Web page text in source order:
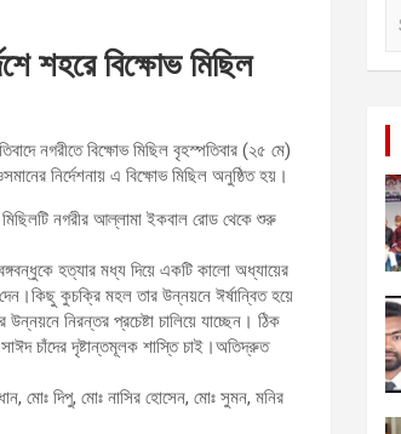
শহরে বিক্ষোভ মিছিল
নগরীতে বিক্ষোভ মিছিল বৃহস্পতিবার (২৫ মে)
নির্দেশনায় এ বিক্ষোভ মিছিল অনুষ্ঠিত হয়।
মিছিলটি নগরীর আল্লামা ইকবাল রোড থেকে শুরু
হত্যার মধ্য দিয়ে একটি কালো অধ্যায়ের
কুচক্রি মহল তার উন্নয়নে ঈর্ষান্বিত হয়ে
নিরন্তর প্রচেষ্টা চালিয়ে যাচ্ছেন। ঠিক
চাঁদের দৃষ্টান্তমূলক শাস্তি চাই।অতিদ্রুত
মোঃ দিপু, মোঃ নাসির হোসেন, মোঃ সুমন, মনির